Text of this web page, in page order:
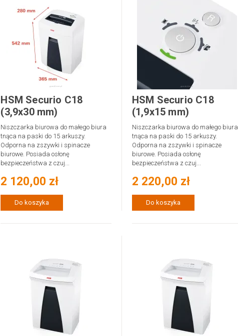
HSM Securio C18
(3,9x30 mm)
Niszczarka biurowa do małego biura
tnąca na paski do 15 arkuszy.
Odporna na zszywki i spinacze
biurowe. Posiada osłonę
bezpieczeństwa z czuj...
2 120,00 zł
Do koszyka
HSM Securio C18
(1,9x15 mm)
Niszczarka biurowa do małego biura
tnąca na paski do 15 arkuszy.
Odporna na zszywki i spinacze
biurowe. Posiada osłonę
bezpieczeństwa z czuj...
2 220,00 zł
Do koszyka